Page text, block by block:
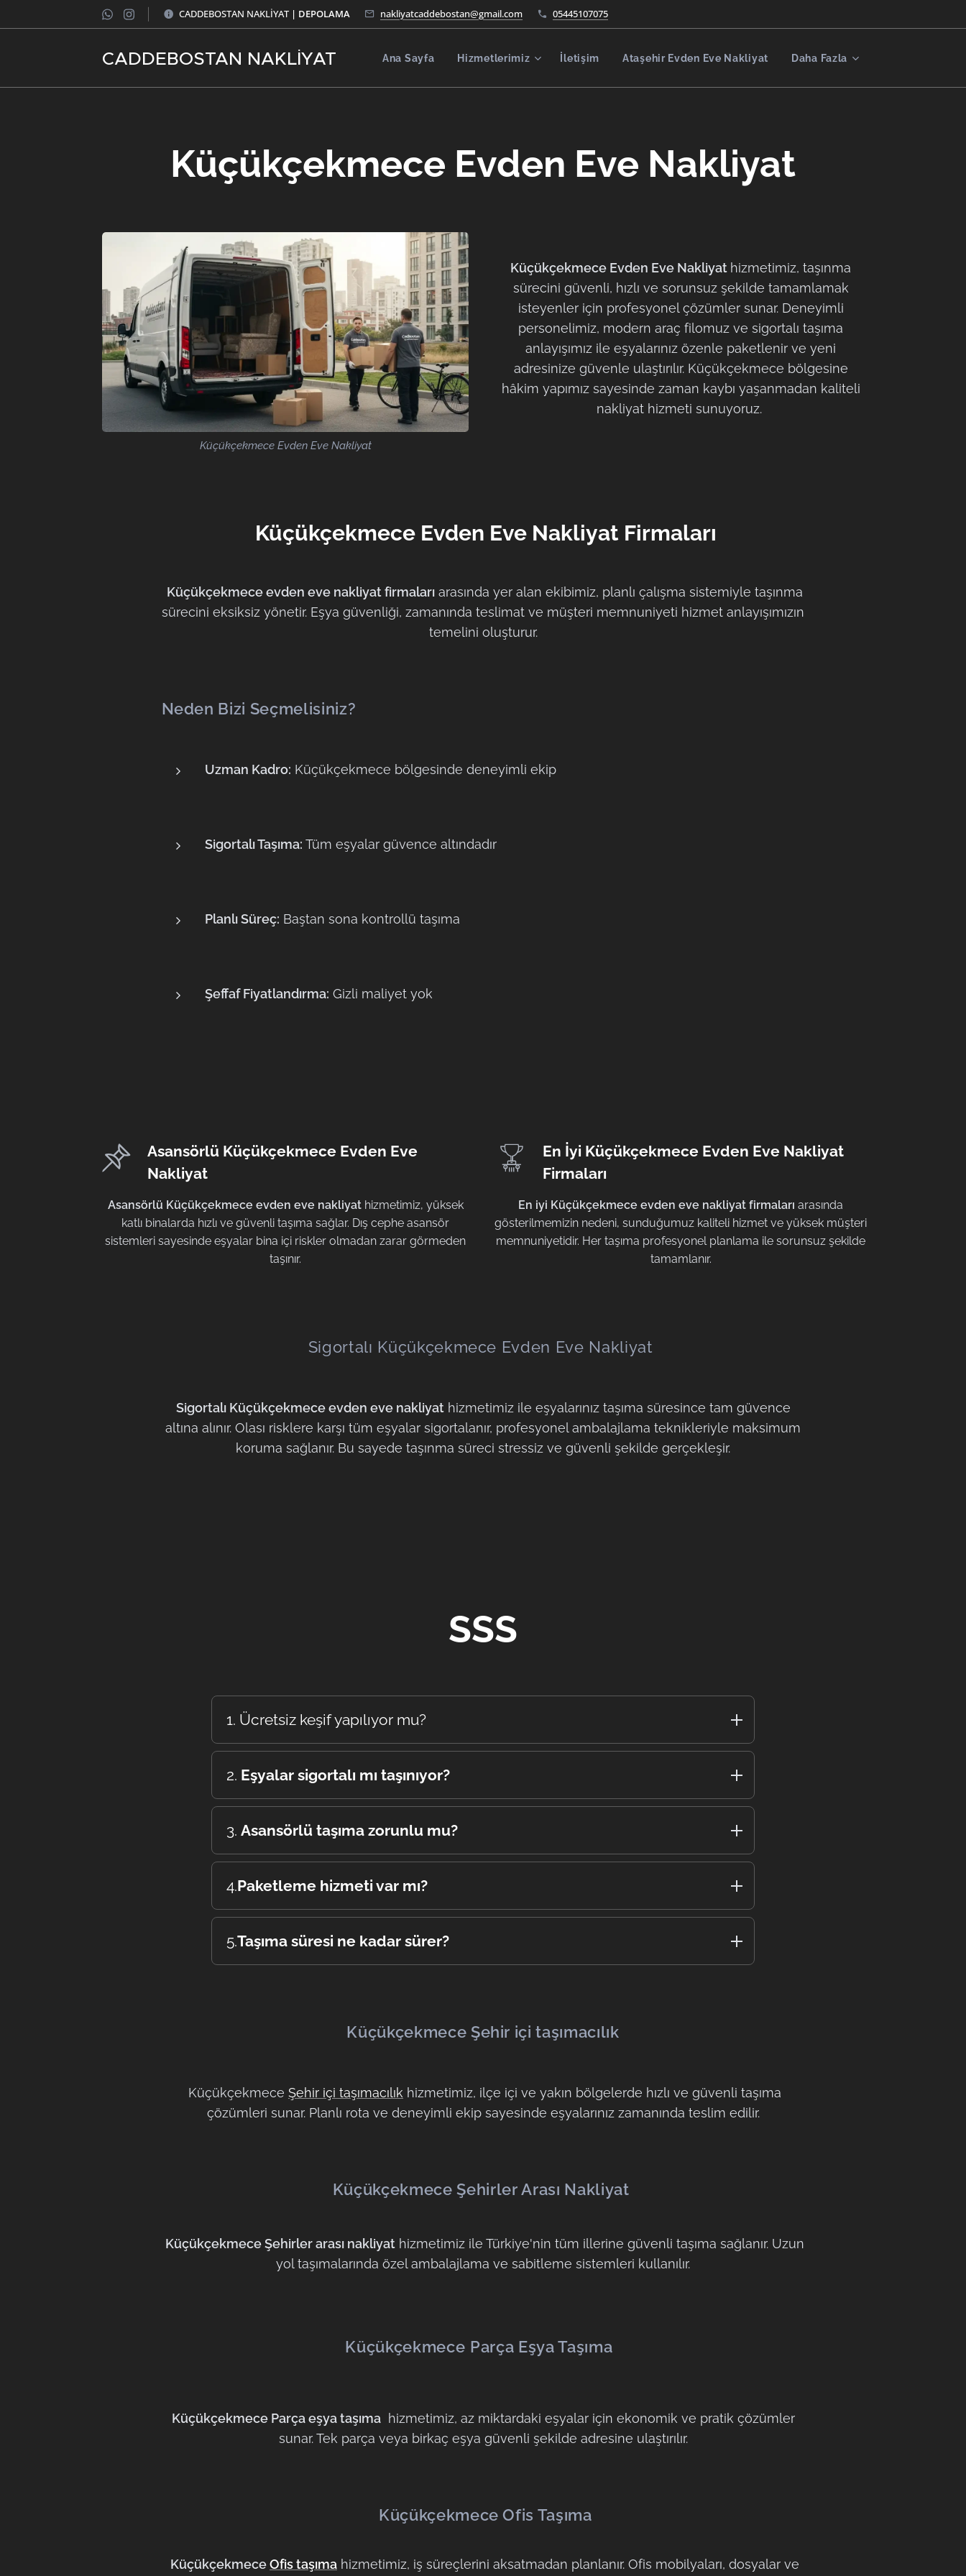
CADDEBOSTAN NAKLİYAT | DEPOLAMA nakliyatcaddebostan@gmail.com 05445107075
CADDEBOSTAN NAKLİYAT Ana Sayfa Hizmetlerimiz İletişim Ataşehir Evden Eve Nakliyat Daha Fazla
Küçükçekmece Evden Eve Nakliyat
Küçükçekmece Evden Eve Nakliyat
Küçükçekmece Evden Eve Nakliyat hizmetimiz, taşınma
sürecini güvenli, hızlı ve sorunsuz şekilde tamamlamak
isteyenler için profesyonel çözümler sunar. Deneyimli
personelimiz, modern araç filomuz ve sigortalı taşıma
anlayışımız ile eşyalarınız özenle paketlenir ve yeni
adresinize güvenle ulaştırılır. Küçükçekmece bölgesine
hâkim yapımız sayesinde zaman kaybı yaşanmadan kaliteli
nakliyat hizmeti sunuyoruz.
Küçükçekmece Evden Eve Nakliyat Firmaları
Küçükçekmece evden eve nakliyat firmaları arasında yer alan ekibimiz, planlı çalışma sistemiyle taşınma
sürecini eksiksiz yönetir. Eşya güvenliği, zamanında teslimat ve müşteri memnuniyeti hizmet anlayışımızın
temelini oluşturur.
Neden Bizi Seçmelisiniz?
Uzman Kadro: Küçükçekmece bölgesinde deneyimli ekip
Sigortalı Taşıma: Tüm eşyalar güvence altındadır
Planlı Süreç: Baştan sona kontrollü taşıma
Şeffaf Fiyatlandırma: Gizli maliyet yok
Asansörlü Küçükçekmece Evden Eve
Nakliyat
Asansörlü Küçükçekmece evden eve nakliyathizmetimiz, yüksek
katlı binalarda hızlı ve güvenli taşıma sağlar. Dış cephe asansör
sistemleri sayesinde eşyalar bina içi riskler olmadan zarar görmeden
taşınır.
En İyi Küçükçekmece Evden Eve Nakliyat
Firmaları
En iyi Küçükçekmece evden eve nakliyat firmaları arasında
gösterilmemizin nedeni, sunduğumuz kaliteli hizmet ve yüksek müşteri
memnuniyetidir. Her taşıma profesyonel planlama ile sorunsuz şekilde
tamamlanır.
Sigortalı Küçükçekmece Evden Eve Nakliyat
Sigortalı Küçükçekmece evden eve nakliyathizmetimiz ile eşyalarınız taşıma süresince tam güvence
altına alınır. Olası risklere karşı tüm eşyalar sigortalanır, profesyonel ambalajlama teknikleriyle maksimum
koruma sağlanır. Bu sayede taşınma süreci stressiz ve güvenli şekilde gerçekleşir.
SSS
1. Ücretsiz keşif yapılıyor mu?
Evet, taşıma öncesi ücretsiz ekspertiz hizmeti sunulur.
2. Eşyalar sigortalı mı taşınıyor?
Tüm taşımalar sigorta kapsamında yapılır.
3. Asansörlü taşıma zorunlu mu?
Binanın durumuna göre keşif sırasında belirlenir.
4.Paketleme hizmeti var mı?
Evet, tüm paketleme firmamız tarafından yapılır.
5.Taşıma süresi ne kadar sürer?
Küçükçekmece Şehir içi taşımacılık
Küçükçekmece Şehir içi taşımacılık hizmetimiz, ilçe içi ve yakın bölgelerde hızlı ve güvenli taşıma
çözümleri sunar. Planlı rota ve deneyimli ekip sayesinde eşyalarınız zamanında teslim edilir.
KüçükçekmeceŞehirler Arası Nakliyat
Küçükçekmece Şehirler arası nakliyat hizmetimiz ile Türkiye'nin tüm illerine güvenli taşıma sağlanır. Uzun
yol taşımalarında özel ambalajlama ve sabitleme sistemleri kullanılır.
Küçükçekmece Parça Eşya Taşıma
Küçükçekmece Parça eşya taşımahizmetimiz, az miktardaki eşyalar için ekonomik ve pratik çözümler
sunar. Tek parça veya birkaç eşya güvenli şekilde adresine ulaştırılır.
Küçükçekmece Ofis Taşıma
KüçükçekmeceOfis taşıma hizmetimiz, iş süreçlerini aksatmadan planlanır. Ofis mobilyaları, dosyalar ve